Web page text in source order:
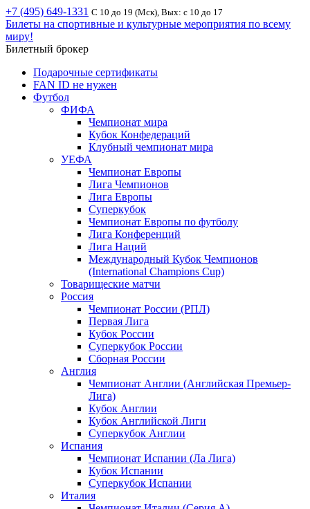
+7 (495) 649-1331 С 10 до 19 (Мск), Вых: с 10 до 17
Билеты на спортивные и культурные мероприятия по всему
миру!
Билетный брокер
Подарочные сертификаты
FAN ID не нужен
Футбол
ФИФА
Чемпионат мира
Кубок Конфедераций
Клубный чемпионат мира
УЕФА
Чемпионат Европы
Лига Чемпионов
Лига Европы
Суперкубок
Чемпионат Европы по футболу
Лига Конференций
Лига Наций
Международный Кубок Чемпионов
(International Champions Cup)
Товарищеские матчи
Россия
Чемпионат России (РПЛ)
Первая Лига
Кубок России
Суперкубок России
Сборная России
Англия
Чемпионат Англии (Английская Премьер-
Лига)
Кубок Англии
Кубок Английской Лиги
Суперкубок Англии
Испания
Чемпионат Испании (Ла Лига)
Кубок Испании
Суперкубок Испании
Италия